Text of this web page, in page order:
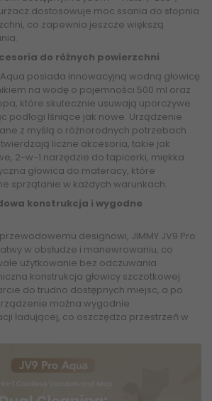
dostosowuje moc ssania do stopnia
co zapewnia jeszcze większą
do różnych powierzchni
posiada innowacyjną wodną głowicę
na wodę o pojemności 500 ml oraz
które skutecznie usuwają uporczywe
podłogi lśniące jak nowe. Urządzenie
z myślą o różnorodnych potrzebach
liczne akcesoria, takie jak
2-w-1 narzędzie do tapicerki, miękka
głowica do materacy, które
sprzątanie w każdych warunkach.
konstrukcja i wygodne
designowi, JIMMY JV9 Pro
w obsłudze i manewrowaniu, co
użytkowanie bez odczuwania
konstrukcja głowicy szczotkowej
do trudno dostępnych miejsc, a po
można wygodnie
ładującej, co oszczędza przestrzeń w